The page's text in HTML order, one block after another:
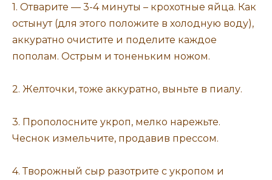
1. Отварите — 3-4 минуты – крохотные яйца. Как
остынут (для этого положите в холодную воду),
аккуратно очистите и поделите каждое
пополам. Острым и тоненьким ножом.
2. Желточки, тоже аккуратно, выньте в пиалу.
3. Прополосните укроп, мелко нарежьте.
Чеснок измельчите, продавив прессом.
4. Творожный сыр разотрите с укропом и